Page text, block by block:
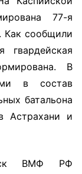
77-я
Как сообщили
В
в состав
батальона
Астрахани и
ВМФ РФ